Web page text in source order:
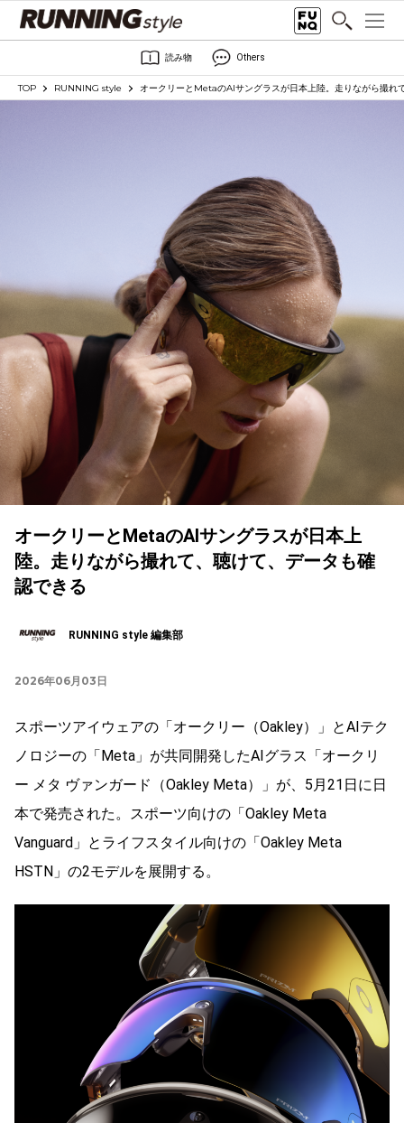
読み物 Others
TOP RUNNING style オークリーとMetaのAIサングラスが日本上陸。走りながら撮れ
オークリーとMetaのAIサングラスが日本上
陸。走りながら撮れて、聴けて、データも確
認できる
RUNNING style 編集部
2026年06月03日
スポーツアイウェアの「オークリー（Oakley）」とAIテク
ノロジーの「Meta」が共同開発したAIグラス「オークリ
ー メタ ヴァンガード（Oakley Meta）」が、5月21日に日
本で発売された。スポーツ向けの「Oakley Meta
Vanguard」とライフスタイル向けの「Oakley Meta
HSTN」の2モデルを展開する。